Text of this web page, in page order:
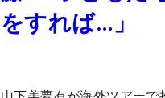
をすれば…」